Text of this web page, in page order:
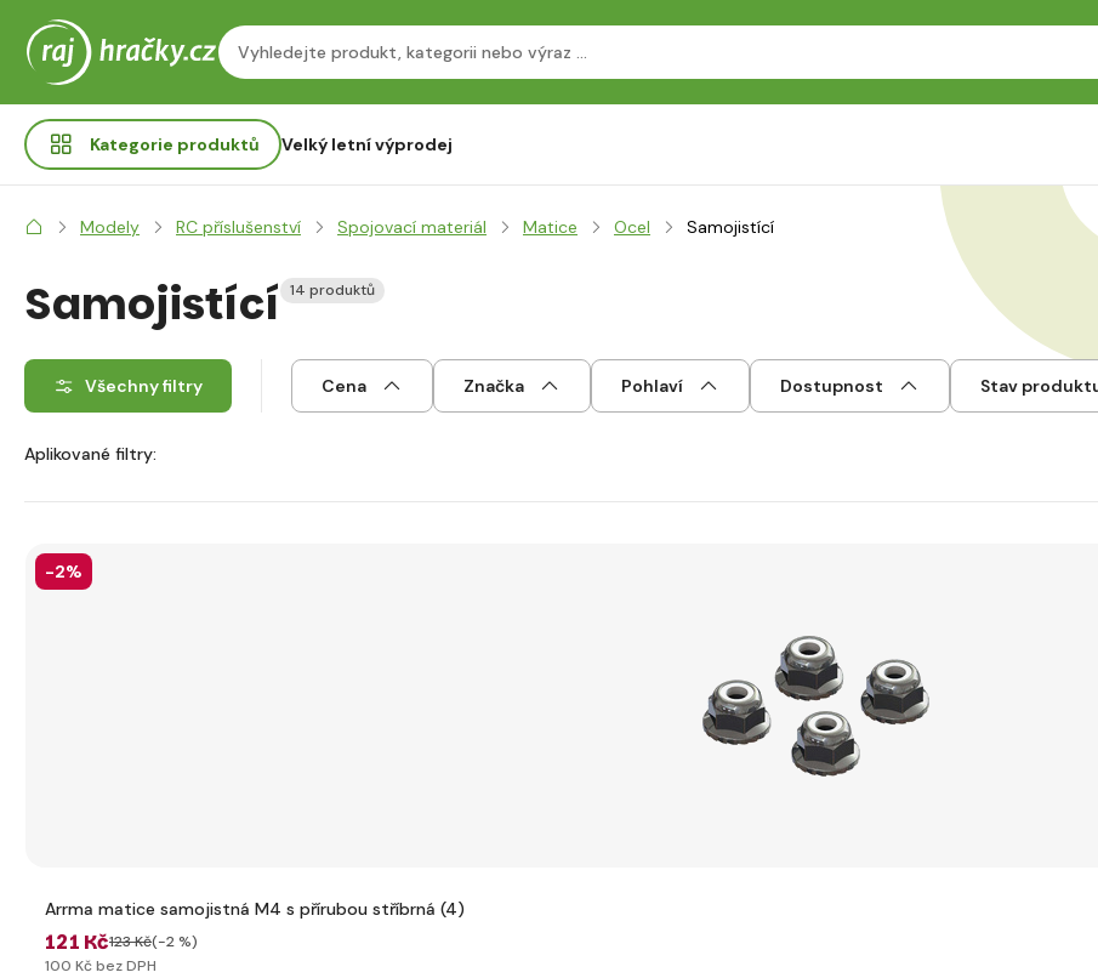
Kategorie produktů Velký letní výprodej
Modely RC příslušenství Spojovací materiál Matice Ocel Samojistící
Samojistící 14 produktů
Všechny filtry Cena Značka Pohlaví Dostupnost Stav
Aplikované filtry:
-2%
Arrma matice samojistná M4 s přírubou stříbrná (4)
121 Kč123 Kč(-2 %)
100 Kč bez DPH